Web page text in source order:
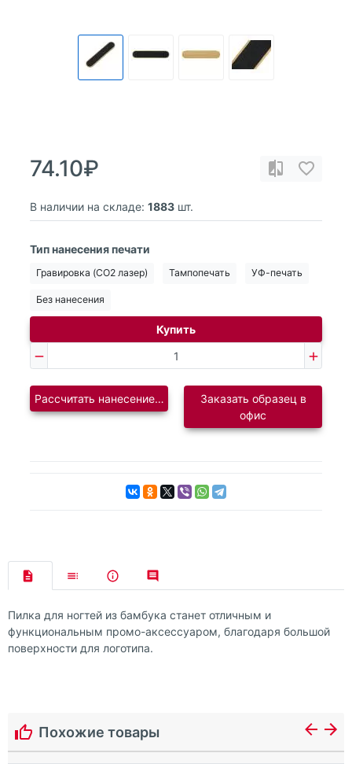
74.10₽
В наличии на складе: 1883 шт.
Тип нанесения печати
Гравировка (CO2 лазер) Тампопечать УФ-печать
Без нанесения
Купить
Рассчитать нанесение логотипаЗаказать образец в
офис
Пилка для ногтей из бамбука станет отличным и
функциональным промо-аксессуаром, благодаря большой
поверхности для логотипа.
Похожие товары